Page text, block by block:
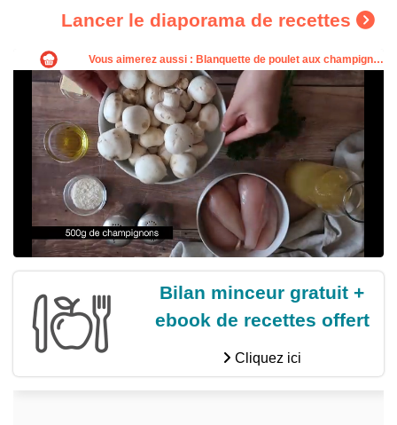
Lancer le diaporama de recettes
Bilan minceur gratuit +
ebook de recettes offert
Cliquez ici